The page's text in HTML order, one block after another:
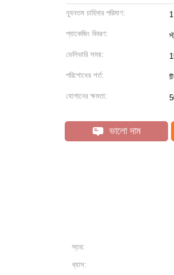
ন্যূনতম চাহিদার পরিমাণ:
প্যাকেজিং বিবরণ:
ডেলিভারি সময়:
পরিশোধের শর্ত:
যোগানের ক্ষমতা:
ভালো দাম
স্তর:
ব্যাস: